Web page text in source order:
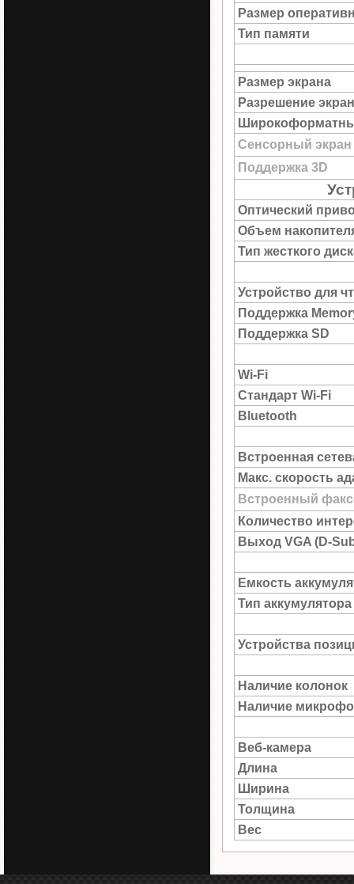
Размер
Тип памяти
Размер экрана
Разрешение
Сенсорный экран
Поддержка 3D
Оптический
Объем
Тип жесткого
Устройство для
Поддержка
Поддержка SD
Wi-Fi
Стандарт Wi-Fi
Bluetooth
Встроенная
Макс. скорость
Встроенный
Количество
Выход VGA (D-
Емкость
Тип аккумулятора
Устройства
Наличие колонок
Наличие
Веб-камера
Длина
Ширина
Толщина
Вес